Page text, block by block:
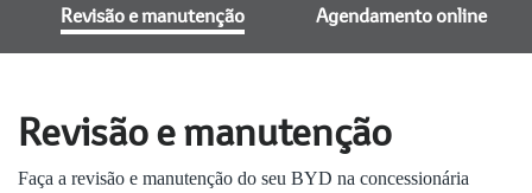
Agendamento online
Revisão e manutenção
Revisão e manutenção
Faça a revisão e manutenção do seu BYD na concessionária